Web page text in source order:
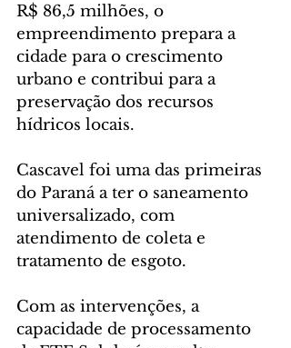
R$ 86,5 milhões, o
empreendimento prepara a
cidade para o crescimento
urbano e contribui para a
preservação dos recursos
hídricos locais.
Cascavel foi uma das primeiras
do Paraná a ter o saneamento
universalizado, com
atendimento de coleta e
tratamento de esgoto.
Com as intervenções, a
capacidade de processamento